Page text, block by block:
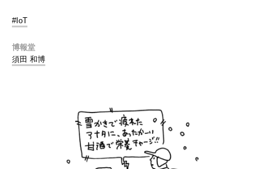
#IoT
博報堂
須田 和博